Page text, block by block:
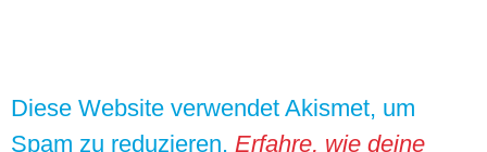
Diese Website verwendet Akismet, um
Spam zu reduzieren. Erfahre, wie deine